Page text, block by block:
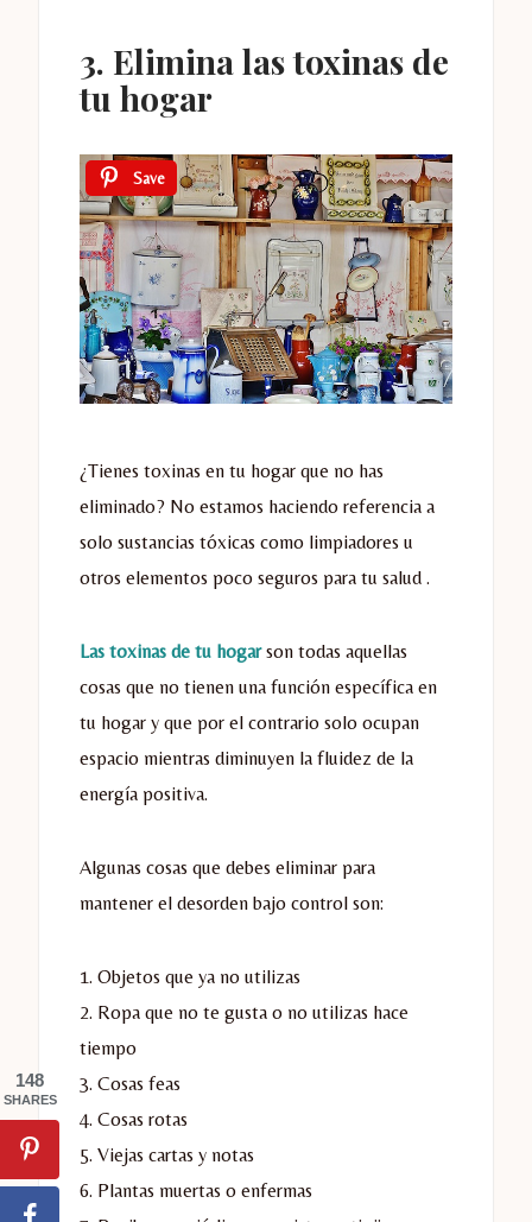
3. Elimina las toxinas de
tu hogar
Save
¿Tienes toxinas en tu hogar que no has
eliminado? No estamos haciendo referencia a
solo sustancias tóxicas como limpiadores u
otros elementos poco seguros para tu salud .
Las toxinas de tu hogarson todas aquellas
cosas que no tienen una función específica en
tu hogar y que por el contrario solo ocupan
espacio mientras diminuyen la fluidez de la
energía positiva.
Algunas cosas que debes eliminar para
mantener el desorden bajo control son:
1. Objetos que ya no utilizas
2. Ropa que no te gusta o no utilizas hace
tiempo
3. Cosas feas
4. Cosas rotas
5. Viejas cartas y notas
6. Plantas muertas o enfermas
148
SHARES